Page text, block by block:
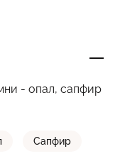
- опал, сапфир
Сапфир